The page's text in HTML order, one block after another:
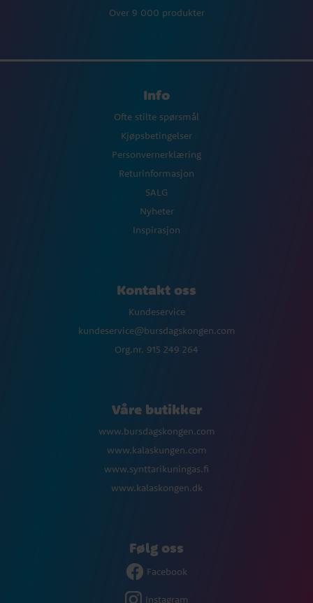
Over 9 000 produkter
Info
Ofte stilte spørsmål
Kjøpsbetingelser
Personvernerklæring
Returinformasjon
SALG
Nyheter
Inspirasjon
Kontakt oss
Kundeservice
kundeservice@bursdagskongen.com
Org.nr. 915 249 264
Våre butikker
www.bursdagskongen.com
www.kalaskungen.com
www.synttarikuningas.fi
www.kalaskongen.dk
Følg oss
Facebook
Instagram